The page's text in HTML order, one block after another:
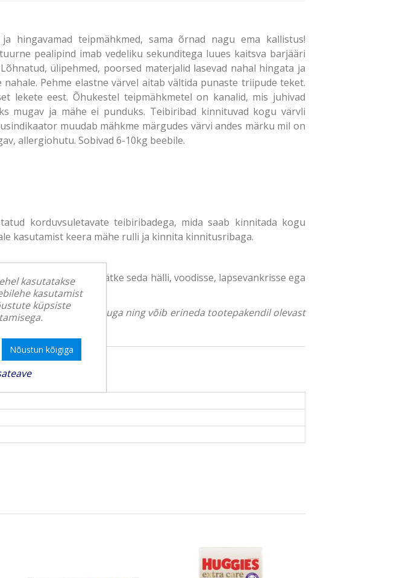
hingavamad teipmähkmed, sama õrnad nagu ema kallistus!
pealipind imab vedeliku sekunditega luues kaitsva barjääri
ülipehmed, poorsed materjalid lasevad nahal hingata ja
Pehme elastne värvel aitab vältida punaste triipude teket.
lekete eest. Õhukestel teipmähkmetel on kanalid, mis juhivad
mugav ja mähe ei punduks. Teibiribad kinnituvad kogu värvli
muudab mähkme märgudes värvi andes märku mil on
allergiohutu. Sobivad 6-10kg beebile.
korduvsuletavate teibiribadega, mida saab kinnitada kogu
kasutamist keera mähe rulli ja kinnita kinnitusribaga.
väljas. Ärge jätke seda hälli, voodisse, lapsevankrisse ega
on üldise iseloomuga ning võib erineda tootepakendil olevast
kasutatakse
kasutamist
küpsiste
Nõustun kõigiga